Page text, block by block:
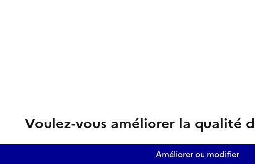
Voulez-vous améliorer la qualité
Améliorer ou modifier